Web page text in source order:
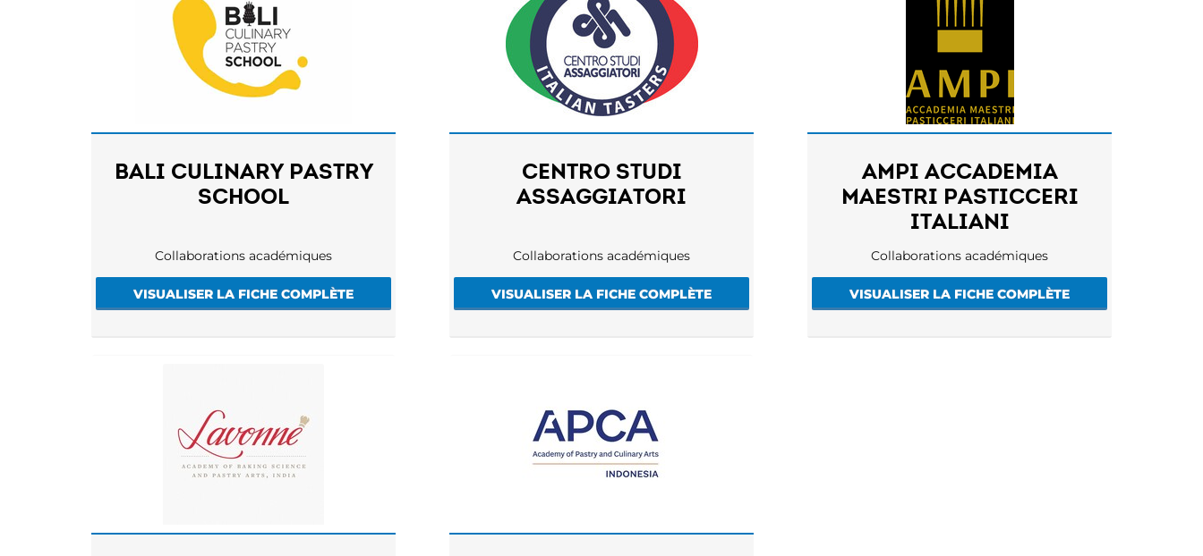
BALI CULINARY PASTRY
SCHOOL
Collaborations académiques
VISUALISER LA FICHE COMPLÈTE
CENTRO STUDI
ASSAGGIATORI
Collaborations académiques
VISUALISER LA FICHE COMPLÈTE
AMPI ACCADEMIA
MAESTRI PASTICCERI
ITALIANI
Collaborations académiques
VISUALISER LA FICHE COMPLÈTE